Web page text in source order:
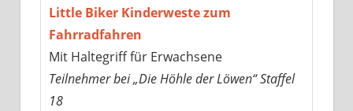
Little Biker Kinderweste zum
Fahrradfahren
Mit Haltegriff für Erwachsene
Teilnehmer bei „Die Höhle der Löwen“ Staffel
18